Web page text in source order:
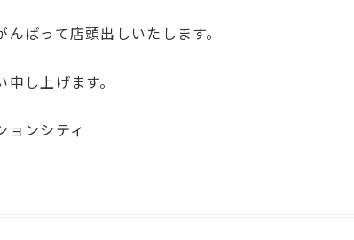
ばって店頭出しいたします。
し上げます。
ンシティ